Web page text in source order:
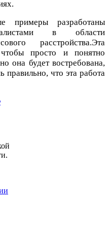
примеры разработаны
в области
расстройства.Эта
просто и понятно
она будет востребована,
правильно, что эта работа